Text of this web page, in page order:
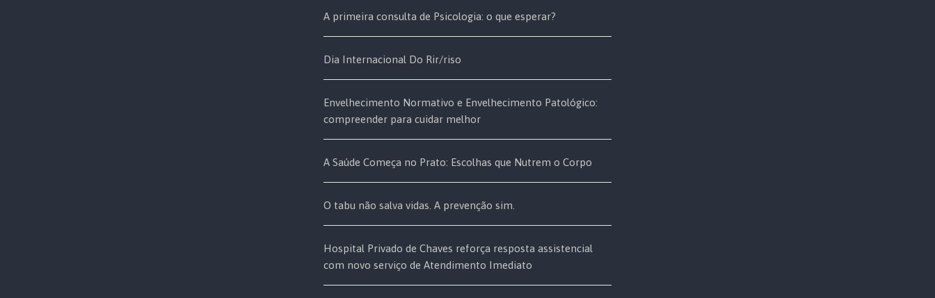
A primeira consulta de Psicologia: o que esperar?
Dia Internacional Do Rir/riso
Envelhecimento Normativo e Envelhecimento Patológico:
compreender para cuidar melhor
A Saúde Começa no Prato: Escolhas que Nutrem o Corpo
O tabu não salva vidas. A prevenção sim.
Hospital Privado de Chaves reforça resposta assistencial
com novo serviço de Atendimento Imediato